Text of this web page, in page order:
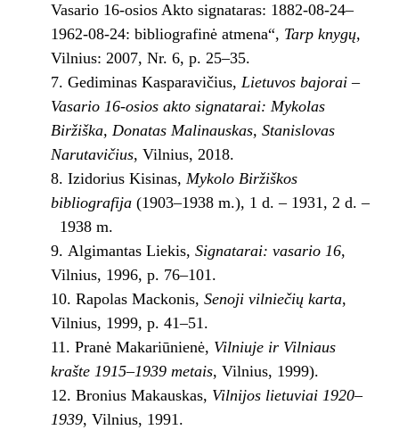
Vasario 16-osios Akto signataras: 1882-08-24–
1962-08-24: bibliografinė atmena“, Tarp knygų,
Vilnius: 2007, Nr. 6, p. 25–35.
Gediminas Kasparavičius, Lietuvos bajorai –
Vasario 16-osios akto signatarai: Mykolas
Biržiška, Donatas Malinauskas, Stanislovas
Narutavičius, Vilnius, 2018.
Izidorius Kisinas, Mykolo Biržiškos
bibliografija(1903–1938 m.), 1 d. – 1931, 2 d. –
1938 m.
Algimantas Liekis, Signatarai: vasario 16,
Vilnius, 1996, p. 76–101.
Rapolas Mackonis, Senoji vilniečių karta,
Vilnius, 1999, p. 41–51.
Pranė Makariūnienė, Vilniuje ir Vilniaus
krašte 1915–1939 metais, Vilnius, 1999).
Bronius Makauskas, Vilnijos lietuviai 1920–
1939, Vilnius, 1991.